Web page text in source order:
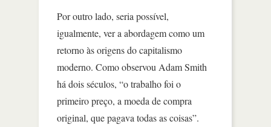
Por outro lado, seria possível,
igualmente, ver a abordagem como um
retorno às origens do capitalismo
moderno. Como observou Adam Smith
há dois séculos, “o trabalho foi o
primeiro preço, a moeda de compra
original, que pagava todas as coisas”.